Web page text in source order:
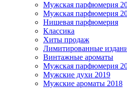
Мужская парфюмерия
Мужская парфюмерия
Нишевая парфюмерия
Классика
Хиты продаж
Лимитированные
Винтажные ароматы
Мужская парфюмерия
Мужские духи 2019
Мужские ароматы 2018